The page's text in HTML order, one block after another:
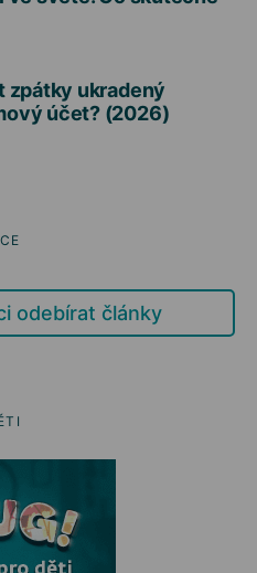
zpátky ukradený
účet? (2026)
odebírat články